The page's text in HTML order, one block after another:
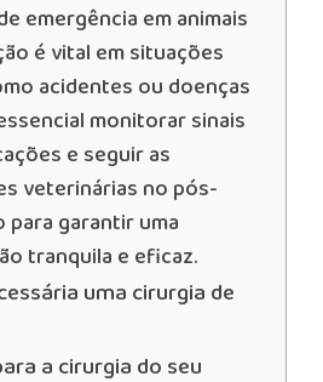
emergência em animais
é vital em situações
acidentes ou doenças
monitorar sinais
e seguir as
veterinárias no pós-
garantir uma
tranquila e eficaz.
uma cirurgia de
a cirurgia do seu